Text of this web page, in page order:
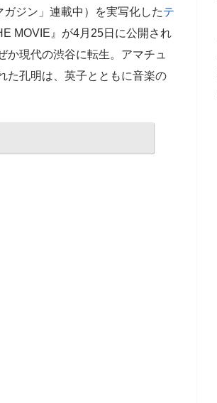
ジン」連載中）を実写化したテ
MOVIE』が4月25日に公開され
か現代の渋谷に転生。アマチュ
た孔明は、英子とともに音楽の